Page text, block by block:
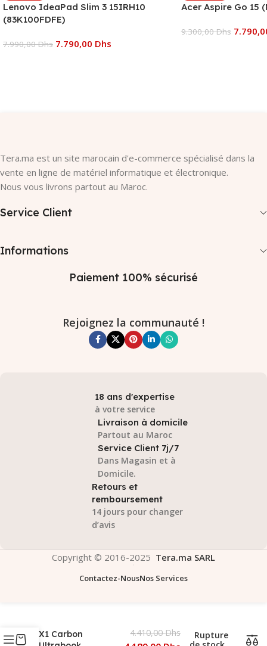
Lenovo IdeaPad Slim 3 15IRH10
(83K100FDFE)
7.990,00Dhs 7.790,00 Dhs
Acer Aspire Go 15
9.300,00Dhs
Tera.ma est un site marocain d'e-commerce spécialisé dans la
vente en ligne de matériel informatique et électronique.
Nous vous livrons partout au Maroc.
Service Client
Informations
Paiement 100% sécurisé
Rejoignez la communauté !
18 ans d'expertise
à votre service
Livraison à domicile
Partout au Maroc
Service Client 7j/7
Dans Magasin et à
Domicile.
Retours et
remboursement
14 jours pour changer
d’avis
Copyright © 2016-2025 Tera.ma SARL
Contactez-NousNos Services
X1 Carbon
4.410,00Dhs
Rupture